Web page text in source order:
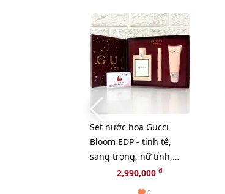
Set nước hoa Gucci
Bloom EDP - tinh tế,
sang trọng, nữ tính,
HOT TREND2,990,000đ